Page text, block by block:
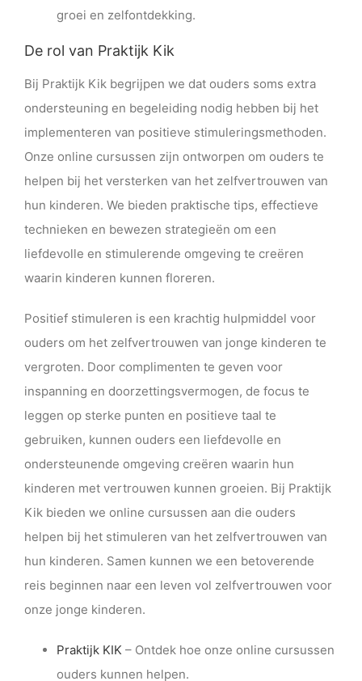
groei en zelfontdekking.
De rol van Praktijk Kik
Bij Praktijk Kik begrijpen we dat ouders soms extra
ondersteuning en begeleiding nodig hebben bij het
implementeren van positieve stimuleringsmethoden.
Onze online cursussen zijn ontworpen om ouders te
helpen bij het versterken van het zelfvertrouwen van
hun kinderen. We bieden praktische tips, effectieve
technieken en bewezen strategieën om een
liefdevolle en stimulerende omgeving te creëren
waarin kinderen kunnen floreren.
Positief stimuleren is een krachtig hulpmiddel voor
ouders om het zelfvertrouwen van jonge kinderen te
vergroten. Door complimenten te geven voor
inspanning en doorzettingsvermogen, de focus te
leggen op sterke punten en positieve taal te
gebruiken, kunnen ouders een liefdevolle en
ondersteunende omgeving creëren waarin hun
kinderen met vertrouwen kunnen groeien. Bij Praktijk
Kik bieden we online cursussen aan die ouders
helpen bij het stimuleren van het zelfvertrouwen van
hun kinderen. Samen kunnen we een betoverende
reis beginnen naar een leven vol zelfvertrouwen voor
onze jonge kinderen.
Praktijk KIK – Ontdek hoe onze online cursussen
ouders kunnen helpen.